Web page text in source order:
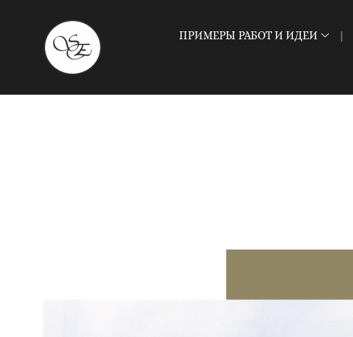
ПРИМЕРЫ РАБОТ И ИДЕИ